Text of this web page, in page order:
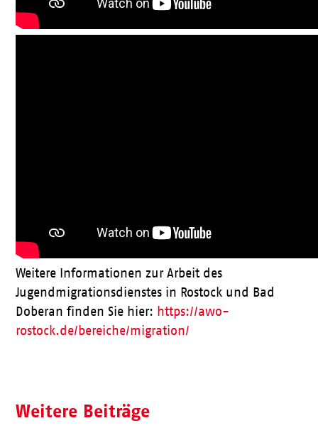
Weitere Informationen zur Arbeit des
Jugendmigrationsdienstes in Rostock und Bad
Doberan finden Sie hier: https://awo-
rostock.de/bereiche/migration/
Weitere Beiträge